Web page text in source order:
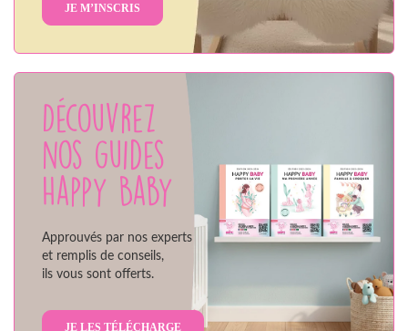
JE M’INSCRIS
Découvrez
nos guides
Happy Baby
Approuvés par nos experts
et remplis de conseils,
ils vous sont offerts.
JE LES TÉLÉCHARGE